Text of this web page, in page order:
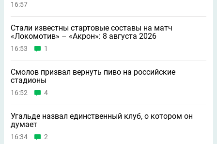
16:57
Стали известны стартовые составы на матч
«Локомотив» – «Акрон»: 8 августа 2026
16:53 1
Смолов призвал вернуть пиво на российские
стадионы
16:52 4
Угальде назвал единственный клуб, о котором он
думает
16:34 2